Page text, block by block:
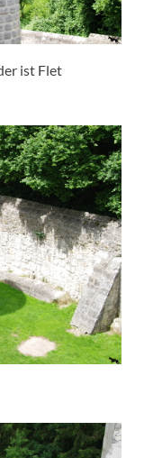
ist Flet